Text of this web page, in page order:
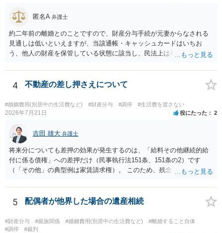
匿名A 弁護士
約二年前の離婚とのことですので、財産分与手続が元妻からなされる
見通しは低いといえますが、当該通帳・キャッシュカードはいちお
う、他人の財産を保管している状態に該当し、民法上は事務管理（597
えにくくとも、表だってのお答えとしては元妻の了解なく処分するこ
とはできないというお答えになってしまいます。
4 不動産の差し押さえについて
#婚姻費用(別居中の生活費など) #財産分与 #調停 #生活費を渡さない
2026年7月21日 役にたった 2
吉田 雄大 弁護士
将来分についても差押の効果が発生するのは、「給料その他継続的給
付に係る債権」への差押だけ（民事執行法151条、151条の2）です
（「その他」の典型例は家賃請求権）。 このため、残念ながらお答え
のみが配当の対象です。
5 配偶者が他界した場合の遺産相続
#財産分与 #親族関係 #婚姻費用(別居中の生活費など)
#離婚すること自体
#調停
#裁判